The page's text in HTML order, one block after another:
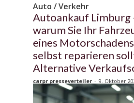
Auto / Verkehr
Autoankauf Limburg
warum Sie Ihr
eines
selbst reparieren
Alternative
carpr presseverteiler - 9. Oktober